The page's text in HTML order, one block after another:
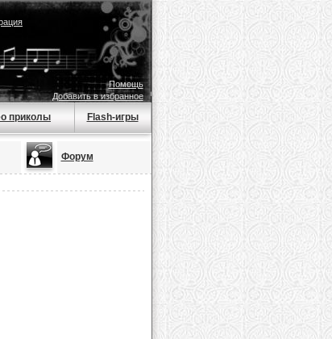
Помощь
Добавить в избранное
приколы Flash-игры
Форум